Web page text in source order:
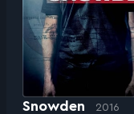
Snowden 2016